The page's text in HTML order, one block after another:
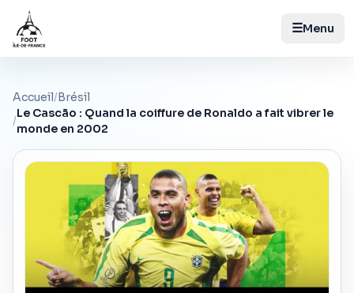
☰Menu
Accueil/Brésil
/
Le Cascão : Quand la coiffure de Ronaldo a fait vibrer le
monde en 2002